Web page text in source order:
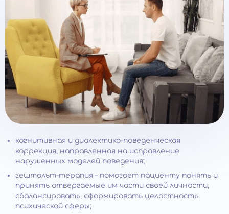
когнитивная и диалектико-поведенческая
коррекция, направленная на исправление
нарушенных моделей поведения;
гештальт-терапия – помогает пациенту понять и
принять отвергаемые им части своей личности,
сбалансировать, сформировать целостность
психической сферы;